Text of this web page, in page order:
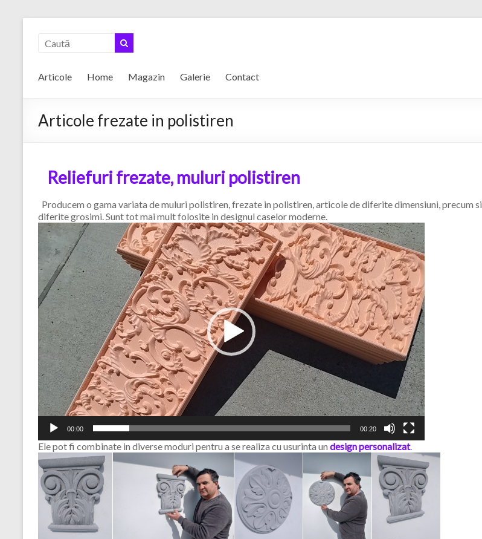
content
Articole
Home Magazin Galerie Contact
Articole frezate in polistiren
Reliefuri frezate, muluri polistiren
Producem o gama variata de muluri polistiren, frezate in polistiren, articole de diferite dimensiuni, precum si
diferite grosimi. Sunt tot mai mult folosite in designul caselor moderne.
Player
video
00:00 00:20
Ele pot fi combinate in diverse moduri pentru a se realiza cu usurinta un design personalizat.